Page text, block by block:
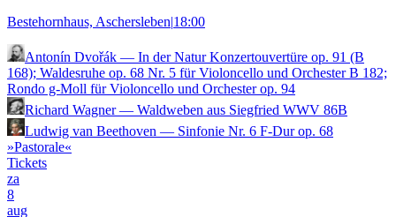
Bestehornhaus, Aschersleben|18:00
Antonín Dvořák — In der Natur Konzertouvertüre op. 91 (B
168); Waldesruhe op. 68 Nr. 5 für Violoncello und Orchester B 182;
Rondo g-Moll für Violoncello und Orchester op. 94
Richard Wagner— Waldweben aus Siegfried WWV 86B
Ludwig van Beethoven — Sinfonie Nr. 6 F-Dur op. 68
»Pastorale«
Tickets
za
8
aug